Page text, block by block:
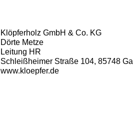
Klöpferholz GmbH & Co. KG
Dörte Metze
Leitung HR
Schleißheimer Straße 104, 85748
www.kloepfer.de